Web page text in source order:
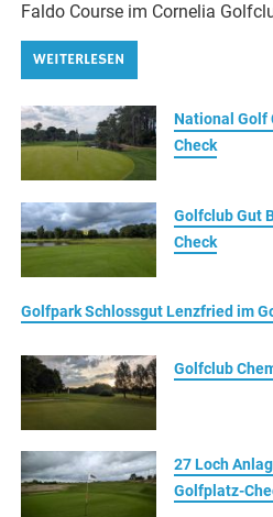
Faldo Course im Cornelia
WEITERLESEN
National Golf
Check
Golfclub Gut
Check
Golfpark Schlossgut Lenzfried im
Golfclub
27 Loch
Golfplatz-